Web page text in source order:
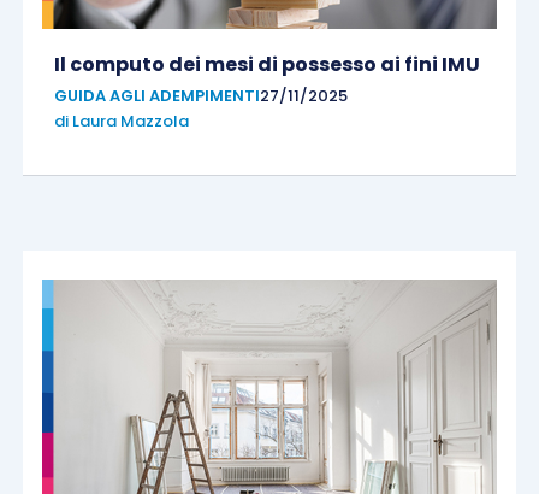
Il computo dei mesi di possesso ai fini IMU
GUIDA AGLI ADEMPIMENTI27/11/2025
di Laura Mazzola